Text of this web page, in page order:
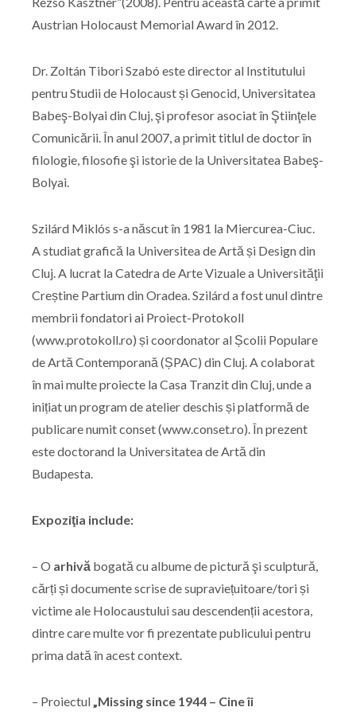
Austrian Holocaust Memorial Award în 2012.
Dr. Zoltán Tibori Szabó este director al Institutului
pentru Studii de Holocaust și Genocid, Universitatea
Babeş-Bolyai din Cluj, şi profesor asociat în Ştiinţele
Comunicării. În anul 2007, a primit titlul de doctor în
filologie, filosofie şi istorie de la Universitatea Babeş-
Bolyai.
Szilárd Miklós s-a născut în 1981 la Miercurea-Ciuc.
A studiat grafică la Universitea de Artă și Design din
Cluj. A lucrat la Catedra de Arte Vizuale a Universităţii
Creștine Partium din Oradea. Szilárd a fost unul dintre
membrii fondatori ai Proiect-Protokoll
(www.protokoll.ro) și coordonator al Școlii Populare
de Artă Contemporană (ȘPAC) din Cluj. A colaborat
în mai multe proiecte la Casa Tranzit din Cluj, unde a
inițiat un program de atelier deschis și platformă de
publicare numit conset (www.conset.ro). În prezent
este doctorand la Universitatea de Artă din
Budapesta.
Expoziţia include:
– O arhivă bogată cu albume de pictură şi sculptură,
cărți și documente scrise de supraviețuitoare/tori și
victime ale Holocaustului sau descendenții acestora,
dintre care multe vor fi prezentate publicului pentru
prima dată în acest context.
– Proiectul„Missing since 1944 – Cine îi